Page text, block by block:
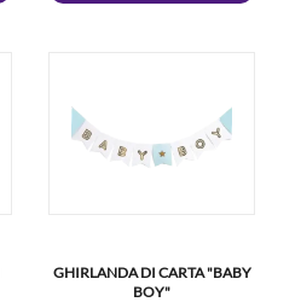
GHIRLANDA DI CARTA "BABY
BOY"